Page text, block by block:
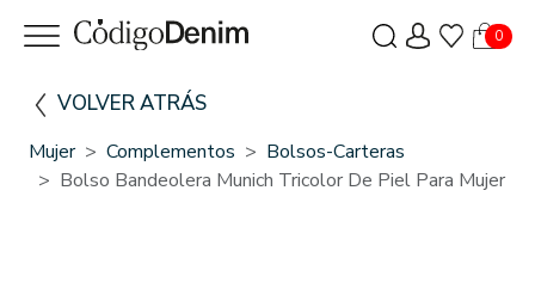
0
VOLVER ATRÁS
Mujer Complementos
Bolsos-Carteras
Bolso Bandeolera Munich Tricolor De Piel Para Mujer